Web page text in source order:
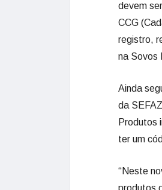
devem
CCG
registro,
na Sovos
Ainda
da
Produtos
ter um
“Neste
produtos